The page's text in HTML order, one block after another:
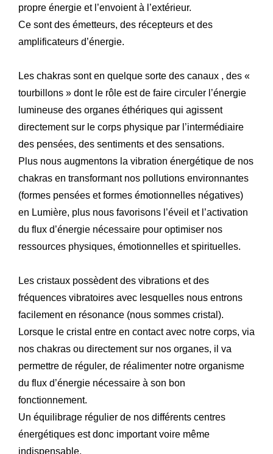
propre énergie et l’envoient à l’extérieur.
Ce sont des émetteurs, des récepteurs et des
amplificateurs d’énergie.
Les chakras sont en quelque sorte des canaux , des «
tourbillons » dont le rôle est de faire circuler l’énergie
lumineuse des organes éthériques qui agissent
directement sur le corps physique par l’intermédiaire
des pensées, des sentiments et des sensations.
Plus nous augmentons la vibration énergétique de nos
chakras en transformant nos pollutions environnantes
(formes pensées et formes émotionnelles négatives)
en Lumière, plus nous favorisons l’éveil et l’activation
du flux d’énergie nécessaire pour optimiser nos
ressources physiques, émotionnelles et spirituelles.
Les cristaux possèdent des vibrations et des
fréquences vibratoires avec lesquelles nous entrons
facilement en résonance (nous sommes cristal).
Lorsque le cristal entre en contact avec notre corps, via
nos chakras ou directement sur nos organes, il va
permettre de réguler, de réalimenter notre organisme
du flux d’énergie nécessaire à son bon
fonctionnement.
Un équilibrage régulier de nos différents centres
énergétiques est donc important voire même
indispensable.